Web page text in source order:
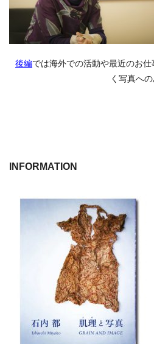
後編では海外での活動や最近のお
く写真へ
INFORMATION